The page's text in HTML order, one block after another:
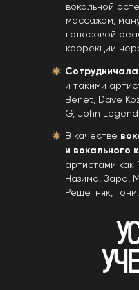
и такими
Benet, Dave
G, John
В качестве
и вокального
артистами как
Назима, Зара,
Решетняк,
вокальной
массажам,
голосовой
коррекции